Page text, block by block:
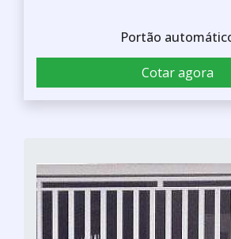
Portão
Cotar agora